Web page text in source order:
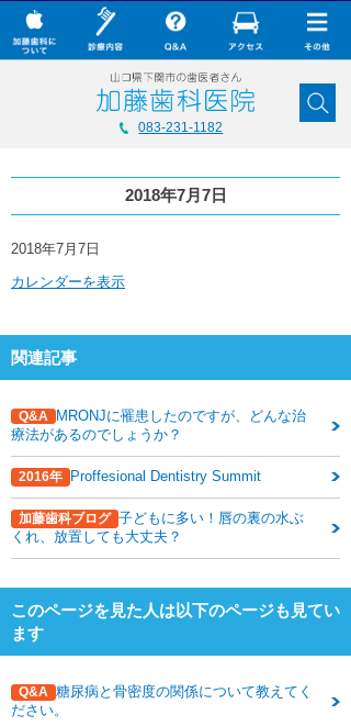
2018年7月7日
2018
7
日
2018年7月7日
カレンダーを表示
関連記事
Q&A
MRONJに罹患したのですが、どんな治
療法があるのでしょうか？
2016年 Proffesional Dentistry Summit
加藤歯科ブログ 子どもに多い！唇の裏の水ぶ
くれ、放置しても大丈夫？
このページを見た人は以下のページも見てい
ます
Q&A 糖尿病と骨密度の関係について教えてく
ださい。
× CLOSE
加藤歯科について
加藤歯科の最新技術
コラム
スタッフ募集
加藤歯科ブログ
下関観光ガイド
年賀状・暑中お見舞い